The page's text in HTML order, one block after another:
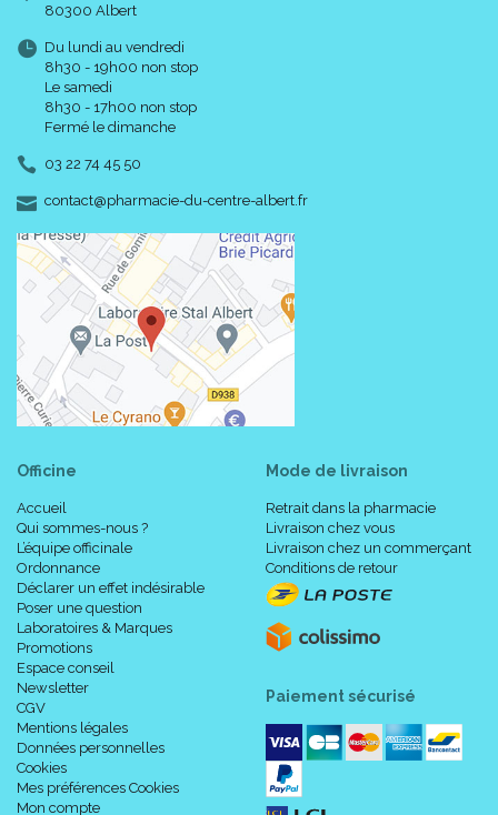
80300 Albert
Du lundi au vendredi
8h30 - 19h00 non stop
Le samedi
8h30 - 17h00 non stop
Fermé le dimanche
03 22 74 45 50
contact-
@-
pharmacie-du-centre-albert.fr
Officine
Accueil
Qui sommes-nous ?
L’équipe officinale
Ordonnance
Déclarer un effet indésirable
Poser une question
Laboratoires & Marques
Promotions
Espace conseil
Newsletter
CGV
Mentions légales
Données personnelles
Cookies
Mes préférences Cookies
Mon compte
Mode de livraison
Retrait dans la pharmacie
Livraison chez vous
Livraison chez un commerçant
Conditions de retour
Paiement sécurisé